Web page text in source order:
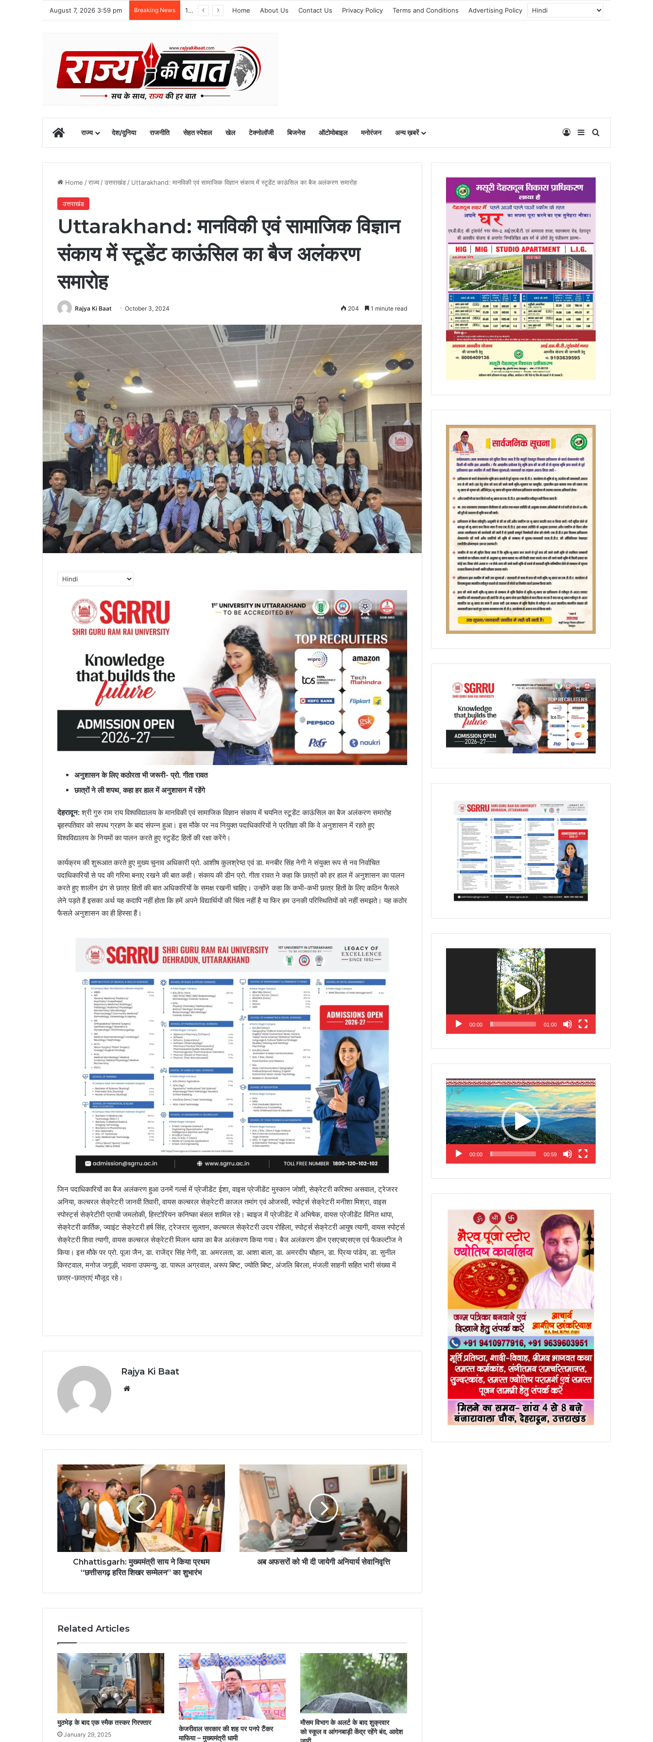
August 7, 2026 3:59 pm Breaking News 10 अगस्त तक उत्तराखंड में भारी बारिश का अलर्ट, रुद्रप्रयाग में स्कूल बंद Home About Us Contact Us Privacy Policy Terms and Conditions Advertising Policy
Homeराज्य देश/दुनिया राजनीति सेहत स्पेशल खेल टेक्नोलॉजी बिजनेस ऑटोमोबाइल मनोरंजन अन्य ख़बरें Log InSidebar
Home /राज्य /उत्तराखंड / Uttarakhand: मानविकी एवं सामाजिक विज्ञान संकाय में स्टूडेंट काऊंसिल का बैज अलंकरण समारोह
उत्तराखंड
Uttarakhand: मानविकी एवं सामाजिक विज्ञान
संकाय में स्टूडेंट काऊंसिल का बैज अलंकरण
समारोह
Rajya Ki Baat October 3, 2024 204 1 minute read
अनुशासन के लिए कठोरता भी जरूरी- प्रो. गीता रावत
छात्रों ने ली शपथ,कहा हर हाल में अनुशासन में रहेंगे
देहरादून:श्री गुरु राम राय विश्वविद्यालय के मानविकी एवं सामाजिक विज्ञान संकाय में चयनित स्टूडेंट काऊंसिल का बैज अलंकरण समारोह
बृहस्पतिवार को सपथ ग्रहण के बाद संपन्न हुआ। इस मौके पर नव नियुक्त पदाधिकारियों ने प्रतिज्ञा की कि वे अनुशासन में रहते हुए
विश्वविद्यालय के नियमों का पालन करते हुए स्टुडेंट हितों की रक्षा करेंगे।
कार्यक्रम की शुरूआत करते हुए मुख्य चुनाव अधिकारी प्रो. आशीष कुलश्रेष्ठ एवं डा. मनबीर सिंह नेगी ने संयुक्त रूप से नव निर्वाचित
पदाधिकारियों से पद की गरिमा बनाए रखने की बात कही। संकाय की डीन प्रो. गीता रावत ने कहा कि छात्रों को हर हाल में अनुशासन का पालन
करते हुए शालीन ढंग से छात्र हितों की बात अधिकारियों के समक्ष रखनी चाहिए। उन्होंने कहा कि कभी-कभी छात्र हितों के लिए कठिन फैसले
लेने पड़ते हैं इसका अर्थ यह कदापि नहीं होता कि हमें अपने विद्यार्थियों की चिंता नहीं है या फिर हम उनकी परिस्थितियों को नहीं समझते। यह कठोर
फैसले अनुशासन का ही हिस्सा हैं।
जिन पदाधिकारियों का बैज अलंकरण हुआ उनमें गर्ल्स में प्रेजीडेंट ईशा, वाइस प्रेजीडेंट मुस्कान जोशी, सेक्रेटरी करिश्मा असवाल, ट्रेजरर
अनिया, कल्चरल सेक्रेटरी जानवी तिवारी, वायस कल्चरल सेक्रेटरी काजल तमांग एवं ओजस्वी, स्पोर्ट्स सेक्रेटरी मनीशा मिश्रा, वाइस
स्पोर्स्ट्स सेक्रेटीरी प्राची जमलोकी, हिस्टोरियन कनिष्का बंसल शामिल रहे। ब्वाइज में प्रेजीडेंट में अभिषेक, वायस प्रेजीडेंट विनित थापा,
सेक्रेटरी कार्तिक, ज्वाइंट सेक्रेटरी हर्ष सिंह, ट्रेजरार सुल्तान, कल्चरल सेक्रेटरी उदय रोहिला, स्पोर्ट्स सेक्रेटरी आयुष त्यागी, वायस स्पोर्ट्स
सेक्रेटरी शिवा त्यागी, वायस कल्चरल सेक्रेटरी मिलन थापा का बैज अलंकरण किया गया। बैज अलंकरण डीन एसएचएसएस एवं फैकल्टीज ने
किया। इस मौके पर प्रो. पूजा जैन, डा. राजेंद्र सिंह नेगी, डा. अमरलता, डा. आशा बाला, डा. अमरदीप चौहान, डा. प्रिया पांडेय, डा. सुनील
किस्टवाल, मनोज जगूड़ी, भावना उपमन्यु, डा. पारूल अग्रवाल, अरूप बिष्ट, ज्योति बिष्ट, अंजलि बिरला, मंजली साहनी सहित भारी संख्या में
छात्र-छात्राएं मौजूद रहे।
Rajya Ki Baat
Chhattisgarh: मुख्यमंत्री साय ने किया प्रथम
“छत्तीसगढ़ हरित शिखर सम्मेलन” का शुभारंभ
अब अफसरों को भी दी जायेगी अनियार्य सेवानिवृत्ति
Related Articles
मुठभेड़ के बाद एक स्मैक तस्कर गिरफ्तार
January 29, 2025
केजरीवाल सरकार की शह पर पनपे टैंकर
माफिया – मुख्यमंत्री धामी
मौसम विभाग के अलर्ट के बाद शुक्रवार
को स्कूल व आंगनबाड़ी केंद्र रहेंगे बंद, आदेश
00:00 01:00
Video
Player
00:00 00:59